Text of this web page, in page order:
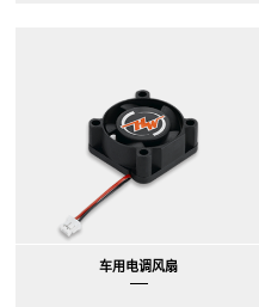
车用电调风扇